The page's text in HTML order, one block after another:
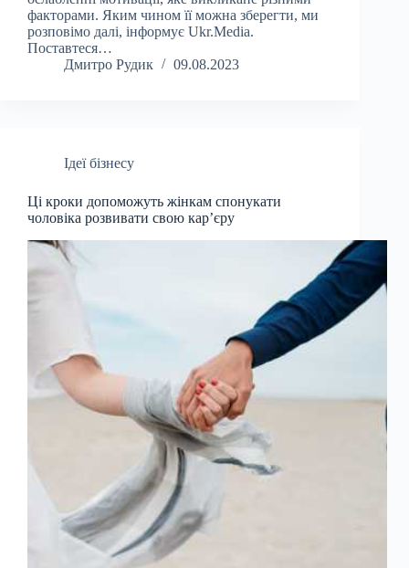
факторами. Яким чином її можна зберегти, ми
розповімо далі, інформує Ukr.Media.
Поставтеся…
Дмитро Рудик
09.08.2023
Ідеї бізнесу
Ці кроки допоможуть жінкам спонукати
чоловіка розвивати свою кар’єру